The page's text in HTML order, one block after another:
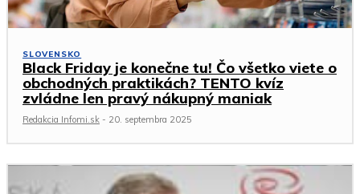
SLOVENSKO
Black Friday je konečne tu! Čo všetko viete o
obchodných praktikách? TENTO kvíz
zvládne len pravý nákupný maniak
Redakcia Infomi.sk - 20. septembra 2025